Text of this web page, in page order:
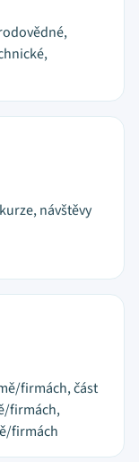
návštěvy
firmách, část
firmách,
firmách